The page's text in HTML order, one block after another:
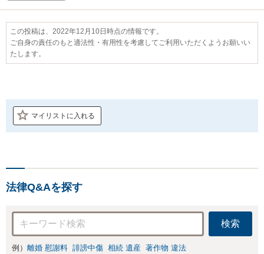
この投稿は、2022年12月10日時点の情報です。
ご自身の責任のもと適法性・有用性を考慮してご利用いただくようお願いい
たします。
マイリストに入れる
法律Q&Aを探す
検索
例） 離婚 慰謝料 誹謗中傷 相続 遺産 著作物 違法